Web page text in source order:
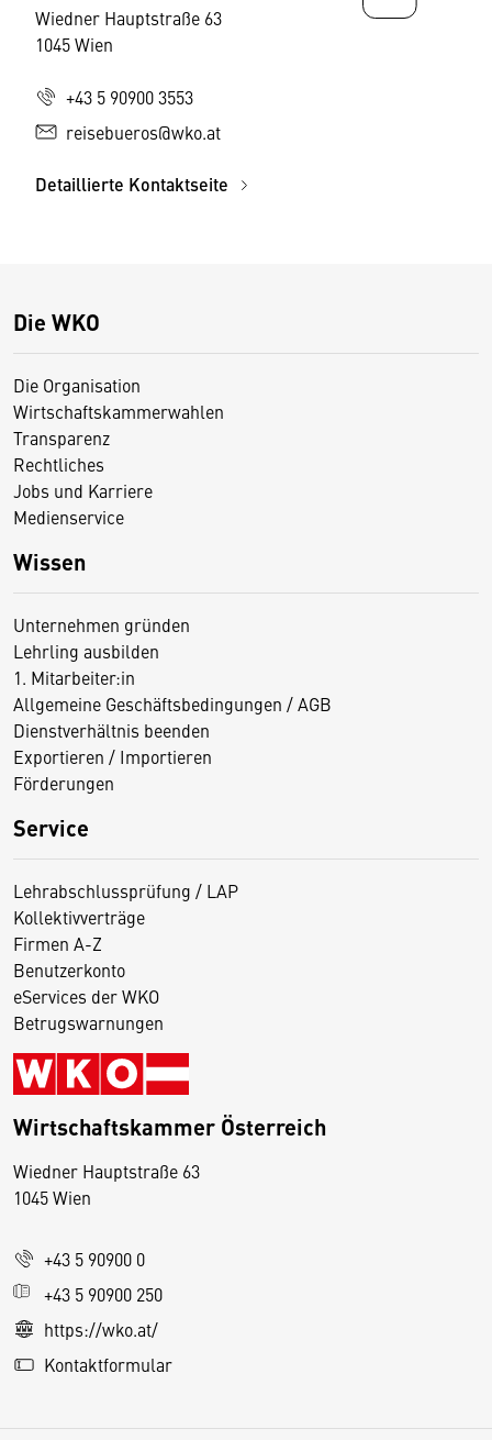
Wiedner Hauptstraße 63
1045 Wien
+43 5 90900 3553
reisebueros@wko.at
Detaillierte Kontaktseite
Die WKO
Die Organisation
Wirtschaftskammerwahlen
Transparenz
Rechtliches
Jobs und Karriere
Medienservice
Wissen
Unternehmen gründen
Lehrling ausbilden
1. Mitarbeiter:in
Allgemeine Geschäftsbedingungen / AGB
Dienstverhältnis beenden
Exportieren / Importieren
Förderungen
Service
Lehrabschlussprüfung / LAP
Kollektivverträge
Firmen A-Z
Benutzerkonto
eServices der WKO
Betrugswarnungen
Wirtschaftskammer Österreich
Wiedner Hauptstraße 63
1045 Wien
+43 5 90900 0
+43 5 90900 250
https://wko.at/
Kontaktformular
D
s
e
S
e